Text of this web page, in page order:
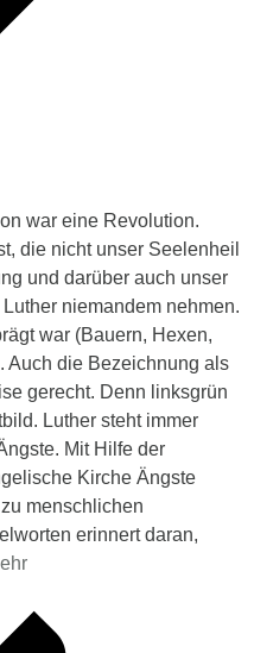
war eine Revolution.
die nicht unser Seelenheil
und darüber auch unser
niemandem nehmen.
war (Bauern, Hexen,
Auch die Bezeichnung als
gerecht. Denn linksgrün
Luther steht immer
Mit Hilfe der
Kirche Ängste
menschlichen
erinnert daran,